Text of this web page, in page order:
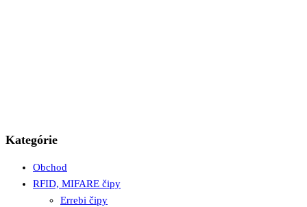
Kategórie
Obchod
RFID, MIFARE čipy
Errebi čipy